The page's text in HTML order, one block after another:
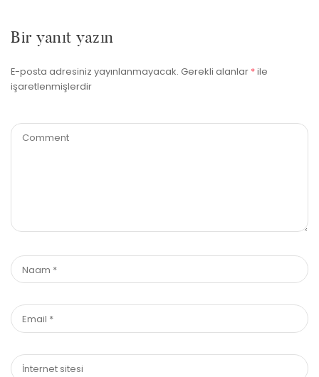
Bir yanıt yazın
E-posta adresiniz yayınlanmayacak. Gerekli alanlar *ile
işaretlenmişlerdir